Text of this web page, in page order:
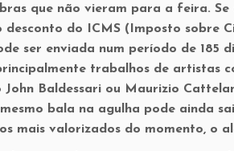
que não vieram para a feira.
desconto do ICMS (Imposto sobre
ser enviada num período de 185
trabalhos de artistas
Baldessari ou Maurizio
bala na agulha pode ainda
mais valorizados do momento, o